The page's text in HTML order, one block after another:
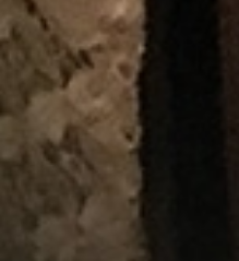
真木環
宮川あゆこ